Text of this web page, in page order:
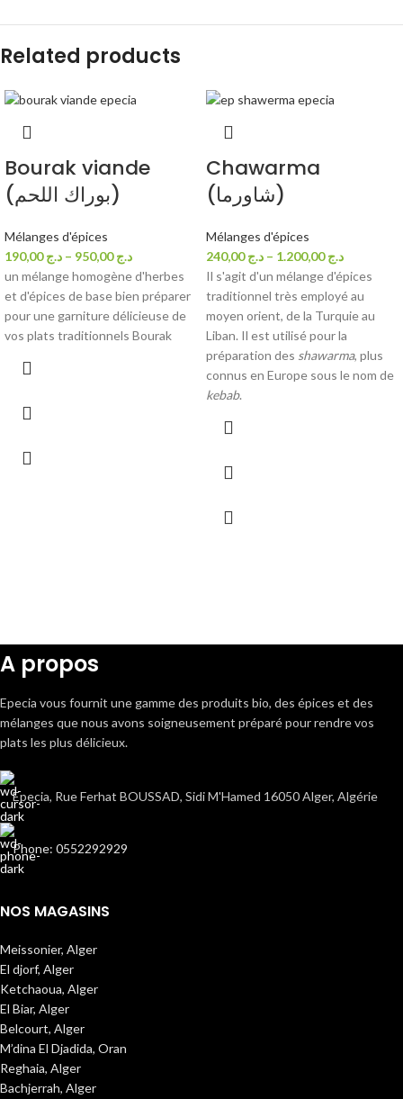
Related products
Bourak viande
(بوراك اللحم)
Mélanges d'épices
د.ج190,00 – د.ج950,00
un mélange homogène d'herbes
et d'épices de base bien préparer
pour une garniture délicieuse de
vos plats traditionnels Bourak
Chawarma
(شاورما)
Mélanges d'épices
د.ج240,00 – د.ج1.200,00
Il s'agit d'un mélange d'épices
traditionnel très employé au
moyen orient, de la Turquie au
Liban. Il est utilisé pour la
préparation des shawarma, plus
connus en Europe sous le nom de
kebab.
A propos
Epecia vous fournit une gamme des produits bio, des épices et des
mélanges que nous avons soigneusement préparé pour rendre vos
plats les plus délicieux.
Epecia, Rue Ferhat BOUSSAD, Sidi M'Hamed 16050 Alger, Algérie
Phone: 0552292929
NOS MAGASINS
Meissonier, Alger
El djorf, Alger
Ketchaoua, Alger
El Biar, Alger
Belcourt, Alger
M’dina El Djadida, Oran
Reghaia, Alger
Bachjerrah, Alger